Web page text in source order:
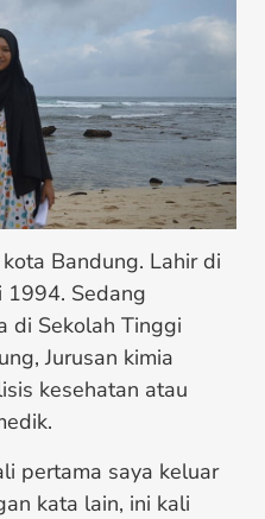
Bandung. Lahir di
Sedang
di Sekolah Tinggi
Jurusan kimia
kesehatan atau
pertama saya keluar
kata lain, ini kali